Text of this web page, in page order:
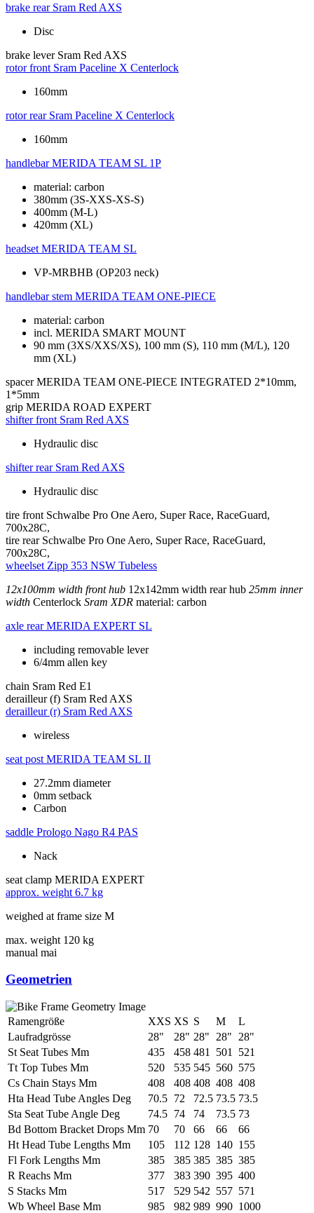
brake rear Sram Red AXS
Disc
brake lever Sram Red AXS
rotor front Sram Paceline X Centerlock
160mm
rotor rear Sram Paceline X Centerlock
160mm
handlebar MERIDA TEAM SL 1P
material: carbon
380mm (3S-XXS-XS-S)
400mm (M-L)
420mm (XL)
headset MERIDA TEAM SL
VP-MRBHB (OP203 neck)
handlebar stem MERIDA TEAM ONE-PIECE
material: carbon
incl. MERIDA SMART MOUNT
90 mm (3XS/XXS/XS), 100 mm (S), 110 mm (M/L), 120
mm (XL)
spacer MERIDA TEAM ONE-PIECE INTEGRATED 2*10mm,
1*5mm
grip MERIDA ROAD EXPERT
shifter front Sram Red AXS
Hydraulic disc
shifter rear Sram Red AXS
Hydraulic disc
tire front Schwalbe Pro One Aero, Super Race, RaceGuard,
700x28C,
tire rear Schwalbe Pro One Aero, Super Race, RaceGuard,
700x28C,
wheelset Zipp 353 NSW Tubeless
12x100mm width front hub 12x142mm width rear hub 25mm inner
width Centerlock Sram XDR material: carbon
axle rear MERIDA EXPERT SL
including removable lever
6/4mm allen key
chain Sram Red E1
derailleur (f) Sram Red AXS
derailleur (r) Sram Red AXS
wireless
seat post MERIDA TEAM SL II
27.2mm diameter
0mm setback
Carbon
saddle Prologo Nago R4 PAS
Nack
seat clamp MERIDA EXPERT
approx. weight 6.7 kg
weighed at frame size M
max. weight 120 kg
manual mai
Geometrien
Ramengröße XXS XS S M
L
Laufradgrösse
28" 28" 28" 28"
28"
St Seat Tubes Mm
435 458 481 501
521
Tt Top Tubes Mm
520 535 545 560 575
Cs Chain Stays Mm
408 408 408 408 408
Hta Head Tube Angles Deg
70.5 72 72.5 73.5 73.5
Sta Seat Tube Angle Deg
74.5 74 74 73.5 73
Bd Bottom Bracket Drops Mm 70 70 66 66
66
Ht Head Tube Lengths Mm
105 112 128 140 155
Fl Fork Lengths Mm
385 385 385 385 385
R Reachs Mm
377 383 390 395 400
S Stacks Mm
517 529 542 557 571
Wb Wheel Base Mm
985 982 989 990 1000